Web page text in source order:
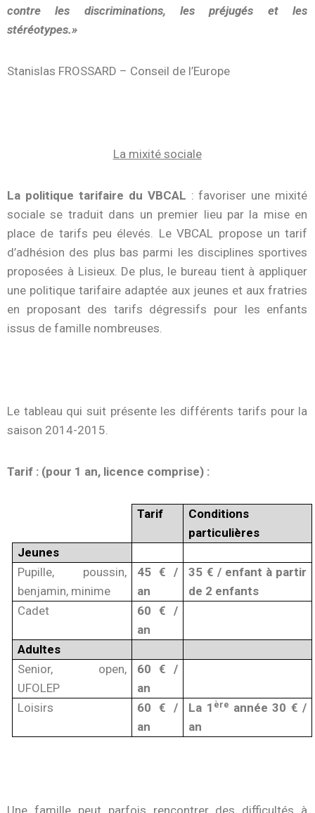
contre les discriminations, les préjugés et les
stéréotypes.»
Stanislas FROSSARD – Conseil de l’Europe
La mixité sociale
La politique tarifaire du VBCAL : favoriser une mixité
sociale se traduit dans un premier lieu par la mise en
place de tarifs peu élevés. Le VBCAL propose un tarif
d’adhésion des plus bas parmi les disciplines sportives
proposées à Lisieux. De plus, le bureau tient à appliquer
une politique tarifaire adaptée aux jeunes et aux fratries
en proposant des tarifs dégressifs pour les enfants
issus de famille nombreuses.
Le tableau qui suit présente les différents tarifs pour la
saison 2014-2015.
Tarif : (pour 1 an, licence comprise) :
Tarif
Conditions
particulières
Jeunes
Pupille, poussin,
benjamin, minime
45 € /
an
35 € / enfant à partir
de 2 enfants
Cadet
60 € /
an
Adultes
Senior, open,
UFOLEP
60 € /
an
Loisirs
60 € /
an
La 1 ère année 30 € /
an